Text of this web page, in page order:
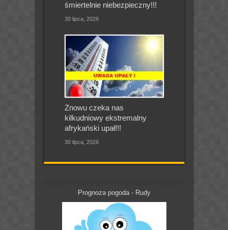
śmiertelnie niebezpieczny!!!
30 lipca, 2026
Znowu czeka nas
kilkudniowy ekstremalny
afrykański upał!!!
30 lipca, 2026
Prognoza pogoda - Rudy